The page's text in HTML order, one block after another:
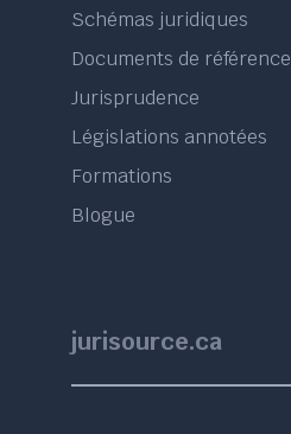
Schémas juridiques
Documents de référence
Jurisprudence
Législations annotées
Formations
Blogue
jurisource.ca